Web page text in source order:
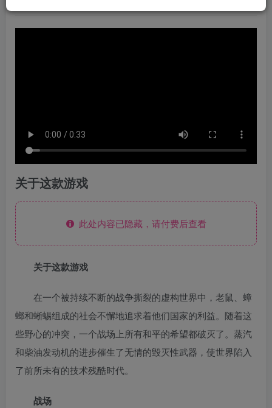
关于这款游戏
此处内容已隐藏，请付费后查看
关于这款游戏
在一个被持续不断的战争撕裂的虚构世界中，老鼠、蟑
螂和蜥蜴组成的社会不懈地追求着他们国家的利益。随着这
些野心的冲突，一个战场上所有和平的希望都破灭了。蒸汽
和柴油发动机的进步催生了无情的毁灭性武器，使世界陷入
了前所未有的技术残酷时代。
战场